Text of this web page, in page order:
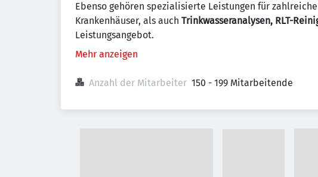
Ebenso gehören spezialisierte Leistungen für
Krankenhäuser, als auch Trinkwasseranalysen, RLT-
Leistungsangebot.
Mehr anzeigen
Anzahl der Mitarbeiter 150 - 199 Mitarbeitende